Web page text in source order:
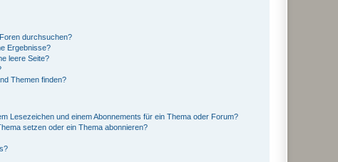
durchsuchen?
Ergebnisse?
leere Seite?
Themen finden?
Lesezeichen und einem Abonnements für ein Thema oder Forum?
setzen oder ein Thema abonnieren?